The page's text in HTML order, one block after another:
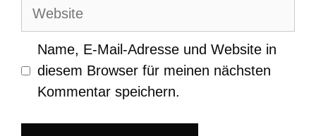
Website
Name, E-Mail-Adresse und Website in
diesem Browser für meinen nächsten
Kommentar speichern.